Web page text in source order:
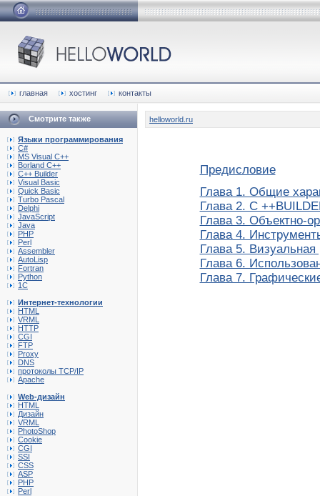
главная хостинг контакты
Смотрите также
Языки программирования
C#
MS Visual C++
Borland C++
C++ Builder
Visual Basic
Quick Basic
Turbo Pascal
Delphi
JavaScript
Java
PHP
Perl
Assembler
AutoLisp
Fortran
Python
1C
Интернет-технологии
HTML
VRML
HTTP
CGI
FTP
Proxy
DNS
протоколы TCP/IP
Apache
Web-дизайн
HTML
Дизайн
VRML
PhotoShop
Cookie
CGI
SSI
CSS
ASP
PHP
Perl
helloworld.ru
Предисловие
Глава 1. Общие
Глава 2. С
Глава 3. Объектно-
Глава 4.
Глава 5.
Глава 6.
Глава 7.